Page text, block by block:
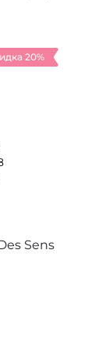
20%
Sens